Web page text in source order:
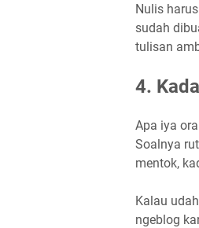
Nulis
sudah
tulisan
4.
Apa iya
Soalnya
mentok,
Kalau
ngeblog